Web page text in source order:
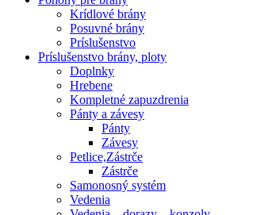
Krídlové brány
Posuvné brány
Príslušenstvo
Príslušenstvo brány, ploty
Doplnky
Hrebene
Kompletné zapuzdrenia
Pánty a závesy
Pánty
Závesy
Petlice,Zástrče
Zástrče
Samonosný systém
Vedenia